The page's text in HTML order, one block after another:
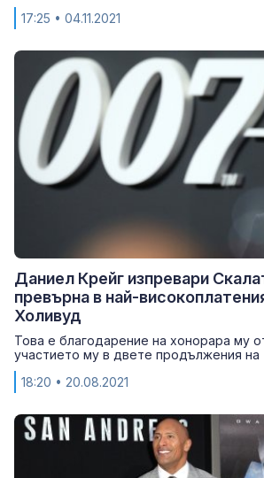
17:25 • 04.11.2021
Даниел Крейг изпревари
превърна в най-
Холивуд
Това е благодарение на хонорара му
участието му в двете продължения
18:20 • 20.08.2021